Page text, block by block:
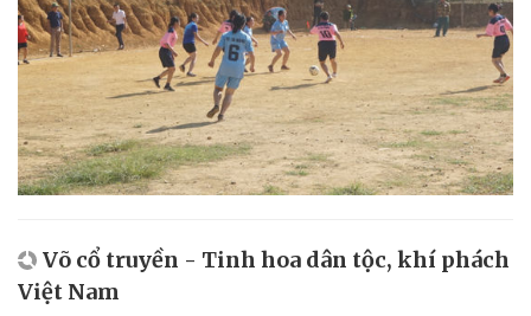
Võ cổ truyền - Tinh hoa dân tộc, khí phách
Việt Nam